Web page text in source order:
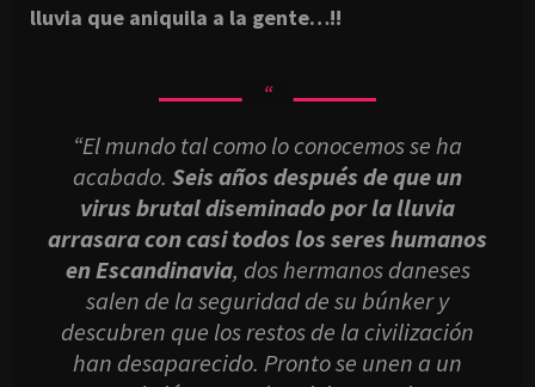
lluvia que aniquila a la gente…!!
“El mundo tal como lo conocemos se ha
acabado. Seis años después de que un
virus brutal diseminado por la lluvia
arrasara con casi todos los seres humanos
en Escandinavia, dos hermanos daneses
salen de la seguridad de su búnker y
descubren que los restos de la civilización
han desaparecido. Pronto se unen a un